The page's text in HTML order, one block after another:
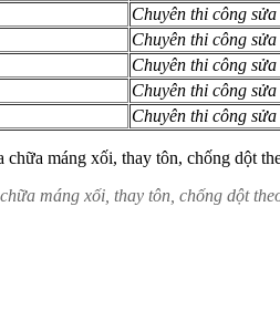
Chuyên thi công
Chuyên thi công
Chuyên thi công
Chuyên thi công
Chuyên thi công
máng xối, thay tôn, chống dột